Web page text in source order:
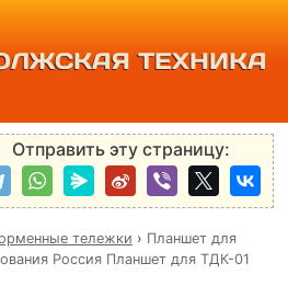
ТЕХНИКА
Отправить эту страницу:
тележки › Планшет для
Россия Планшет для ТДК-01